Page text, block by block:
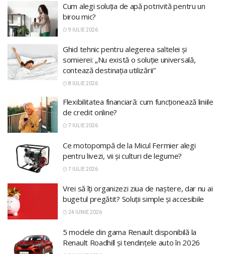
Cum alegi soluția de apă potrivită pentru un
birou mic?
9 IULIE 2026
Ghid tehnic pentru alegerea saltelei și
somierei: „Nu există o soluție universală,
contează destinația utilizării”
8 IULIE 2026
Flexibilitatea financiară: cum funcționează liniile
de credit online?
7 IULIE 2026
Ce motopompă de la Micul Fermier alegi
pentru livezi, vii și culturi de legume?
7 IULIE 2026
Vrei să îți organizezi ziua de naștere, dar nu ai
bugetul pregătit? Soluții simple și accesibile
24 IUNIE 2026
5 modele din gama Renault disponibilă la
Renault Roadhill și tendințele auto în 2026